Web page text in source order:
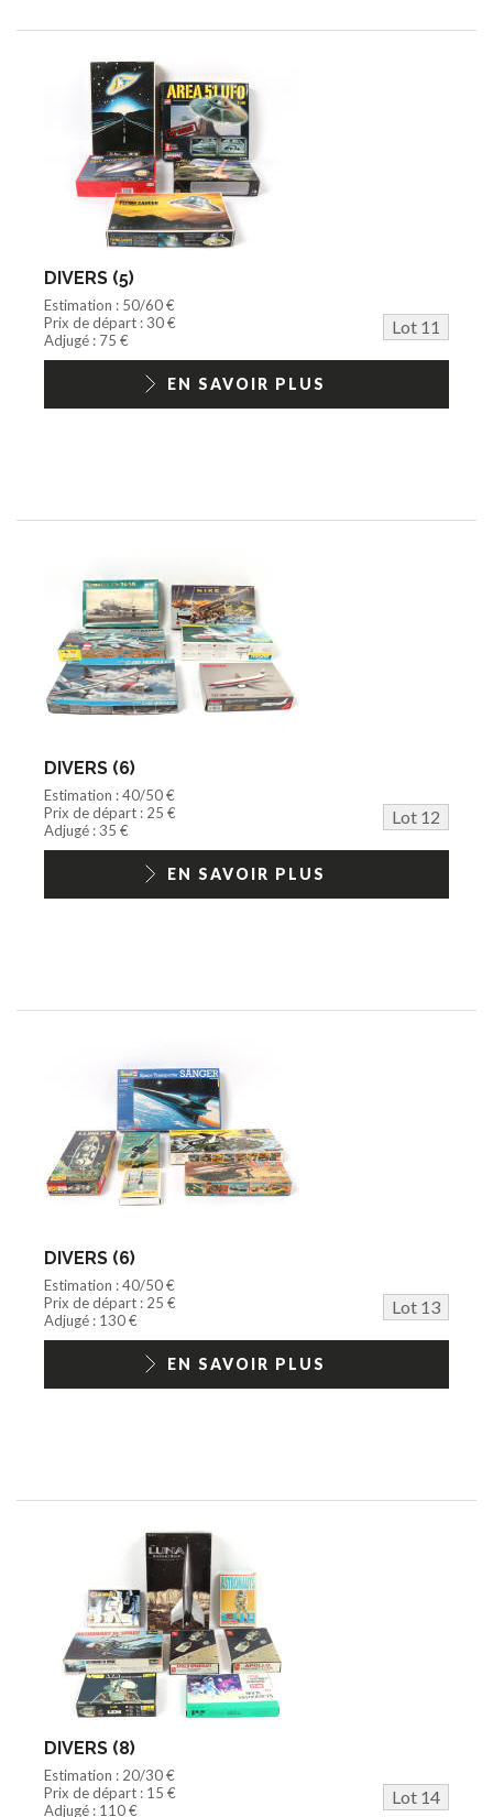
DIVERS (5)
Estimation : 50/60 €
Prix de départ : 30 €
Lot 11
Adjugé : 75 €
EN SAVOIR PLUS
DIVERS (6)
Estimation : 40/50 €
Prix de départ : 25 €
Lot 12
Adjugé : 35 €
EN SAVOIR PLUS
DIVERS (6)
Estimation : 40/50 €
Prix de départ : 25 €
Lot 13
Adjugé : 130 €
EN SAVOIR PLUS
DIVERS (8)
Estimation : 20/30 €
Prix de départ : 15 €
Lot 14
Adjugé : 110 €